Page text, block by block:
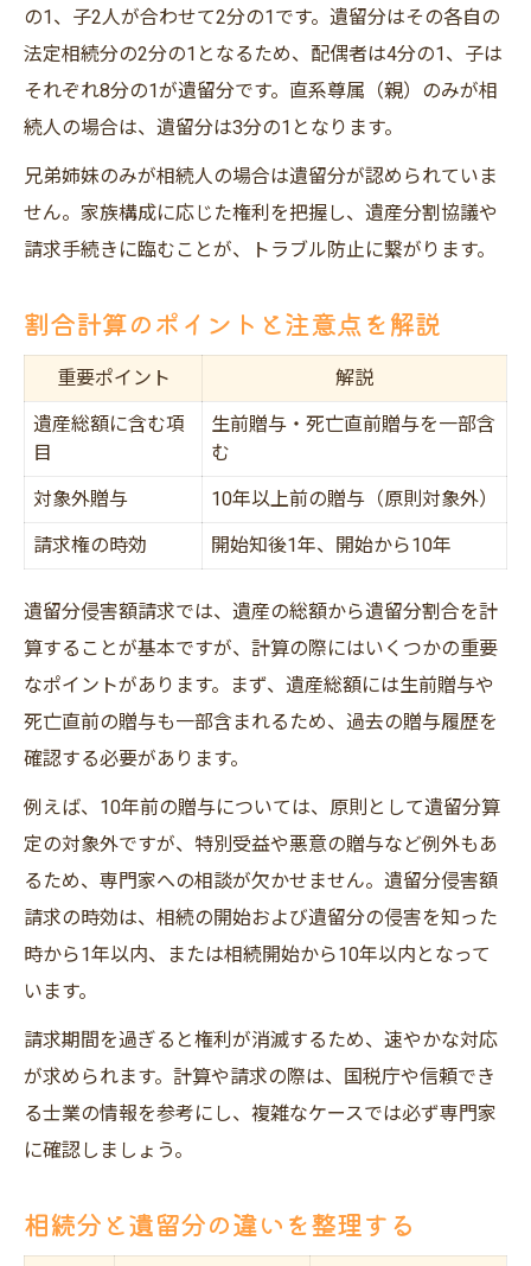
の1、子2人が合わせて2分の1です。遺留分はその各自の
法定相続分の2分の1となるため、配偶者は4分の1、子は
それぞれ8分の1が遺留分です。直系尊属（親）のみが相
続人の場合は、遺留分は3分の1となります。
兄弟姉妹のみが相続人の場合は遺留分が認められていま
せん。家族構成に応じた権利を把握し、遺産分割協議や
請求手続きに臨むことが、トラブル防止に繋がります。
割合計算のポイントと注意点を解説
重要ポイント 解説
遺産総額に含む項
目
生前贈与・死亡直前贈与を一部含
む
対象外贈与 10年以上前の贈与（原則対象外）
請求権の時効 開始知後1年、開始から10年
遺留分侵害額請求では、遺産の総額から遺留分割合を計
算することが基本ですが、計算の際にはいくつかの重要
なポイントがあります。まず、遺産総額には生前贈与や
死亡直前の贈与も一部含まれるため、過去の贈与履歴を
確認する必要があります。
例えば、10年前の贈与については、原則として遺留分算
定の対象外ですが、特別受益や悪意の贈与など例外もあ
るため、専門家への相談が欠かせません。遺留分侵害額
請求の時効は、相続の開始および遺留分の侵害を知った
時から1年以内、または相続開始から10年以内となって
います。
請求期間を過ぎると権利が消滅するため、速やかな対応
が求められます。計算や請求の際は、国税庁や信頼でき
る士業の情報を参考にし、複雑なケースでは必ず専門家
に確認しましょう。
相続分と遺留分の違いを整理する